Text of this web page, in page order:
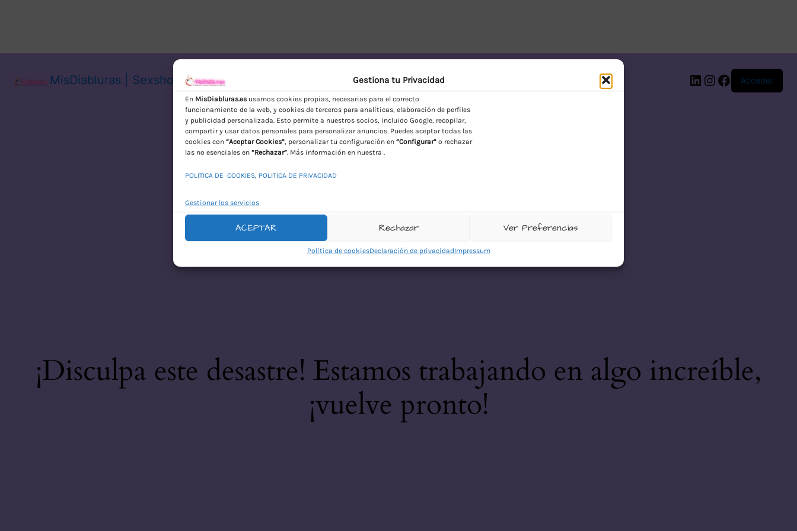
Gestiona tu Privacidad
En MisDiabluras.es usamos cookies propias, necesarias para el correcto
funcionamiento de la web, y cookies de terceros para analíticas, elaboración de perfiles
y publicidad personalizada. Esto permite a nuestros socios, incluido Google, recopilar,
compartir y usar datos personales para personalizar anuncios. Puedes aceptar todas las
cookies con “Aceptar Cookies”, personalizar tu configuración en “Configurar” o rechazar
las no esenciales en “Rechazar”. Más información en nuestra .
POLITICA DE COOKIES, POLITICA DE PRIVACIDAD
Gestionar los servicios
ACEPTAR Rechazar Ver Preferencias
Política de cookiesDeclaración de privacidadImpressum
MisDiabluras | Sexshop Online con Envío Discreto en España
LinkedIn
Instagram
Facebook
Acceder
¡Disculpa este desastre! Estamos trabajando en algo increíble,
¡vuelve pronto!